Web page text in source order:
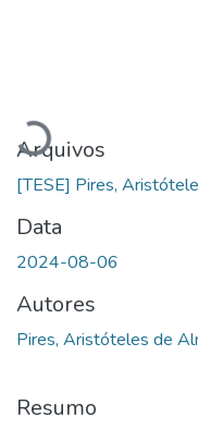
Carregando...
Arquivos
[TESE] Pires,
Data
2024-08-06
Autores
Pires, Aristóteles de
Resumo